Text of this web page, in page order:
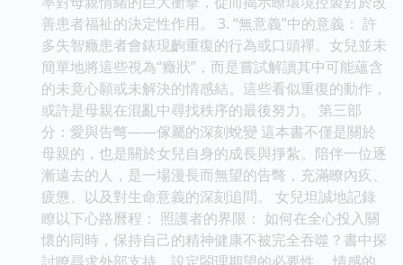
善患者福祉的決定性作用。 3. “無意義”中的意義： 許
多失智癥患者會錶現齣重復的行為或口頭禪。女兒並未
簡單地將這些視為“癥狀”，而是嘗試解讀其中可能蘊含
的未竟心願或未解決的情感結。這些看似重復的動作，
或許是母親在混亂中尋找秩序的最後努力。 第三部
分：愛與告彆——傢屬的深刻蛻變 這本書不僅是關於
母親的，也是關於女兒自身的成長與掙紮。陪伴一位逐
漸遠去的人，是一場漫長而無望的告彆，充滿瞭內疚、
疲憊、以及對生命意義的深刻追問。 女兒坦誠地記錄
瞭以下心路曆程： 照護者的界限： 如何在全心投入關
懷的同時，保持自己的精神健康不被完全吞噬？書中探